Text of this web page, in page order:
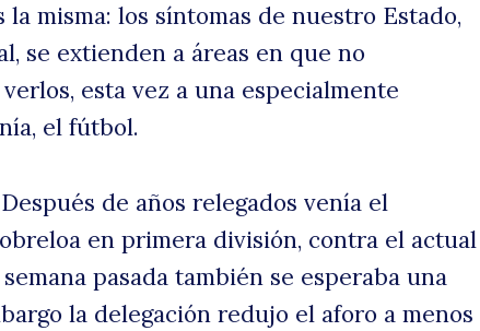
la misma: los síntomas de nuestro Estado,
se extienden a áreas en que no
esta vez a una especialmente
el fútbol.
de años relegados venía el
en primera división, contra el actual
pasada también se esperaba una
la delegación redujo el aforo a menos